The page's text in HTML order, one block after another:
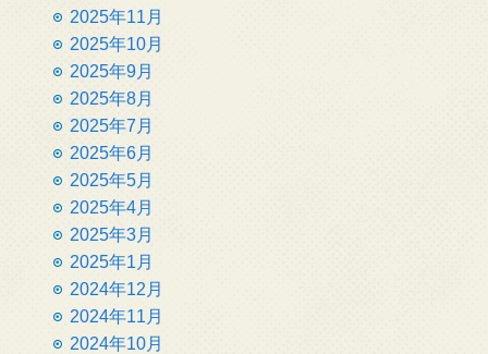
2025年11月
2025年10月
2025年9月
2025年8月
2025年7月
2025年6月
2025年5月
2025年4月
2025年3月
2025年1月
2024年12月
2024年11月
2024年10月